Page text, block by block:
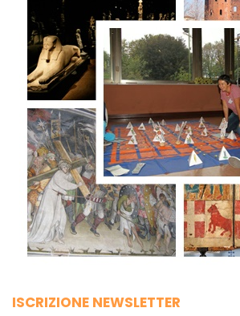
ISCRIZIONE NEWSLETTER